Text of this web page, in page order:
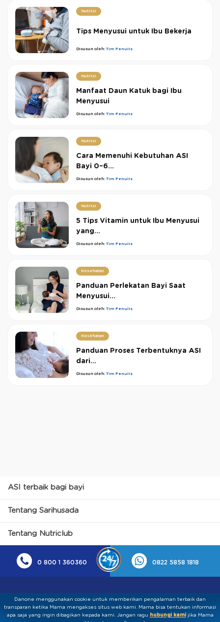
Nutrisi
Tips Menyusui untuk Ibu Bekerja
Disusun oleh: Tim Penulis
Nutrisi
Manfaat Daun Katuk bagi Ibu
Menyusui
Disusun oleh: Tim Penulis
Nutrisi
Cara Memenuhi Kebutuhan ASI
Bayi 0–6...
Disusun oleh: Tim Penulis
Nutrisi
5 Tips Vitamin untuk Ibu Menyusui
yang...
Disusun oleh: Tim Penulis
Kesehatan
Panduan Perlekatan Bayi Saat
Menyusui...
Disusun oleh: Tim Penulis
Kesehatan
Panduan Proses Terbentuknya ASI
dari...
Disusun oleh: Tim Penulis
ASI terbaik bagi bayi
Tentang Sarihusada
Tentang Nutriclub
0 800 1 360360 0822 5858 1818
Danone menggunakan cookie untuk memberikan pengalaman terbaik dan
transparan ketika Mama mengakses situs web kami. Mama bisa tentukan informasi
apa saja yang ingin dibagikan kepada kami.​ ​Jangan ragu hubungi kamijika Mama